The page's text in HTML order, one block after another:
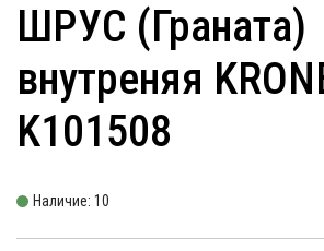
ШРУС (Граната)
внутреняя
K101508
Наличие: 10